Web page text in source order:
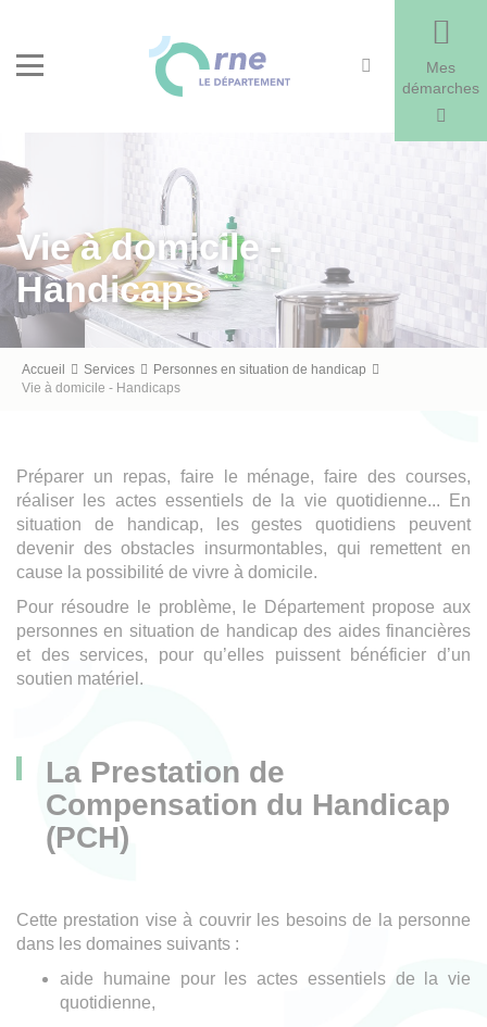
Menu
Mes
démarches
Vie à domicile -
Handicaps
Fil
d'Ariane
Accueil Services
Personnes en situation de handicap
Vie à domicile - Handicaps
Préparer un repas, faire le ménage, faire des courses,
réaliser les actes essentiels de la vie quotidienne... En
situation de handicap, les gestes quotidiens peuvent
devenir des obstacles insurmontables, qui remettent en
cause la possibilité de vivre à domicile.
Pour résoudre le problème, le Département propose aux
personnes en situation de handicap des aides financières
et des services, pour qu’elles puissent bénéficier d’un
soutien matériel.
La Prestation de
Compensation du Handicap
(PCH)
Cette prestation vise à couvrir les besoins de la personne
dans les domaines suivants :
aide humaine pour les actes essentiels de la vie
quotidienne,